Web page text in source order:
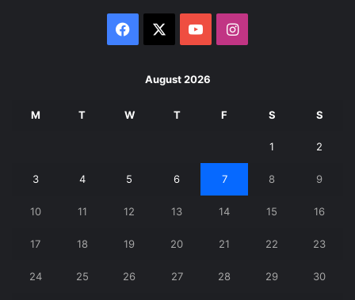
Facebook YouTubeInstagram
August 2026
M T W T F S S
1 2
3 4 5 6 7 8 9
10 11 12 13 14 15 16
17 18 19 20 21 22 23
24 25 26 27 28 29 30